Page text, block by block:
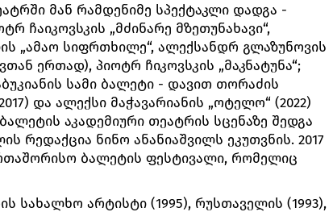
მან რამდენიმე სპექტაკლი დადგა -
ჩაიკოვსკის „მძინარე მზეთუნახავი“,
„ამაო სიფრთხილე“, ალექსანდრ გლაზუნოვის
ერთად), პიოტრ ჩიკოვსკის „მაკნატუნა“;
სამი ბალეტი - დავით თორაძის
და ალექსი მაჭავარიანის „ოტელო“ (2022)
აკადემიური თეატრის სცენაზე შედგა
რედაქცია ნინო ანანიაშვილს ეკუთვნის. 2017
ბალეტის ფესტივალი, რომელიც
სახალხო არტისტი (1995), რუსთაველის (1993),